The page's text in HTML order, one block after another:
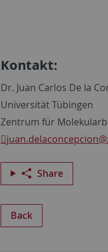
Kontakt:
Dr. Juan Carlos De la
Universität Tübingen
Zentrum für
juan.delaconcepcion
Share
Back